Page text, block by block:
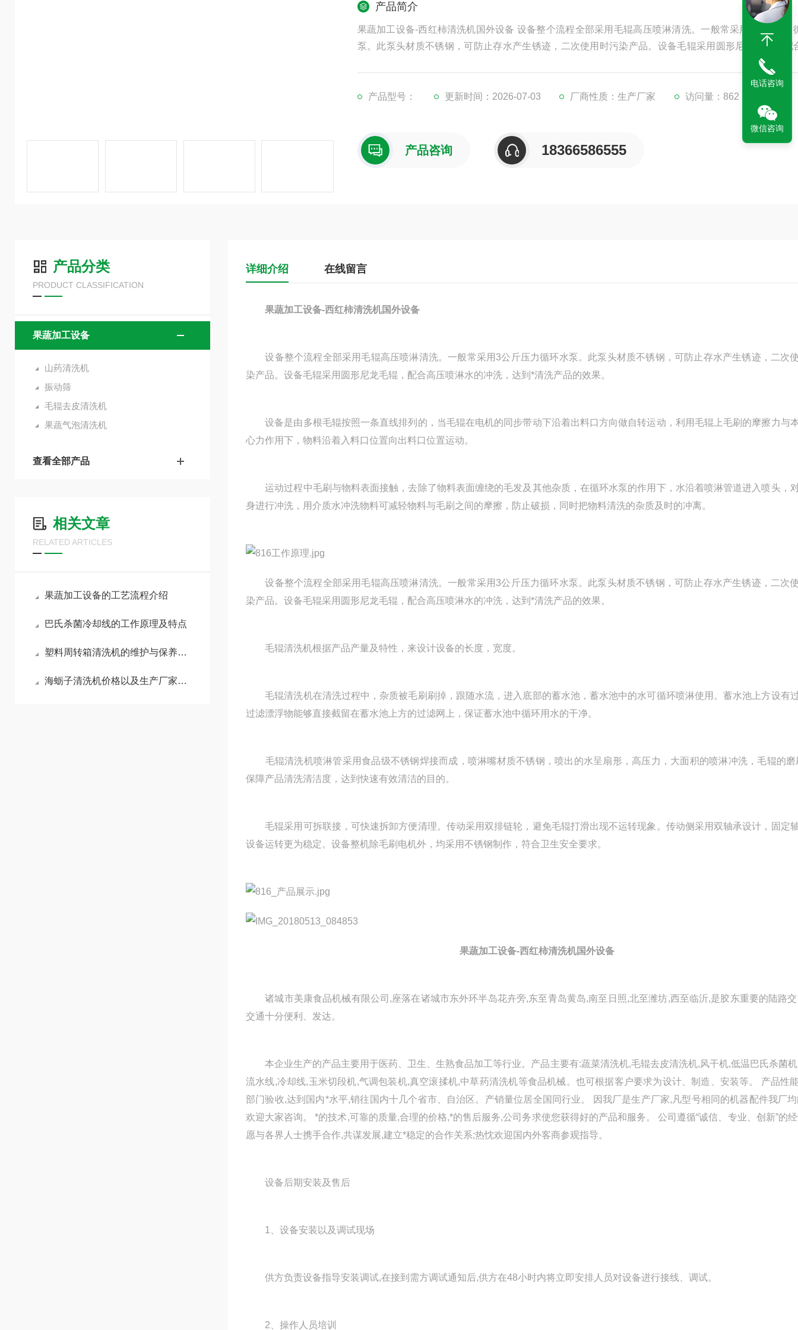
产品简介
果蔬加工设备-西红柿清洗机国外设备 设备整个流程全部采用毛辊高压喷淋清洗。一般常采用3公斤压力循环水
泵。此泵头材质不锈钢，可防止存水产生锈迹，二次使用时污染产品。设备毛辊采用圆形尼龙毛辊，配
产品型号： 更新时间：2026-07-03 厂商性质：生产厂家 访问量：862
产品咨询 18366586555
产品分类
PRODUCT CLASSIFICATION
果蔬加工设备
山药清洗机
振动筛
毛辊去皮清洗机
果蔬气泡清洗机
查看全部产品
相关文章
RELATED ARTICLES
果蔬加工设备的工艺流程介绍
巴氏杀菌冷却线的工作原理及特点
塑料周转箱清洗机的维护与保养技巧
海蛎子清洗机价格以及生产厂家有哪些
详细介绍 在线留言
果蔬加工设备-西红柿清洗机国外设备
设备整个流程全部采用毛辊高压喷淋清洗。一般常采用3公斤压力循环水泵。此泵头材质不锈钢，可防止存水产生锈迹，二次
染产品。设备毛辊采用圆形尼龙毛辊，配合高压喷淋水的冲洗，达到*清洗产品的效果。
设备是由多根毛辊按照一条直线排列的，当毛辊在电机的同步带动下沿着出料口方向做自转运动，利用毛辊上毛刷的摩擦力与
心力作用下，物料沿着入料口位置向出料口位置运动。
运动过程中毛刷与物料表面接触，去除了物料表面缠绕的毛发及其他杂质，在循环水泵的作用下，水沿着喷淋管道进入喷头，
身进行冲洗，用介质水冲洗物料可减轻物料与毛刷之间的摩擦，防止破损，同时把物料清洗的杂质及时的冲离。
设备整个流程全部采用毛辊高压喷淋清洗。一般常采用3公斤压力循环水泵。此泵头材质不锈钢，可防止存水产生锈迹，二次
染产品。设备毛辊采用圆形尼龙毛辊，配合高压喷淋水的冲洗，达到*清洗产品的效果。
毛辊清洗机根据产品产量及特性，来设计设备的长度，宽度。
毛辊清洗机在清洗过程中，杂质被毛刷刷掉，跟随水流，进入底部的蓄水池，蓄水池中的水可循环喷淋使用。蓄水池上方设有
过滤漂浮物能够直接截留在蓄水池上方的过滤网上，保证蓄水池中循环用水的干净。
毛辊清洗机喷淋管采用食品级不锈钢焊接而成，喷淋嘴材质不锈钢，喷出的水呈扇形，高压力，大面积的喷淋冲洗，毛辊的磨
保障产品清洗清洁度，达到快速有效清洁的目的。
毛辊采用可拆联接，可快速拆卸方便清理。传动采用双排链轮，避免毛辊打滑出现不运转现象。传动侧采用双轴承设计，固定
设备运转更为稳定。设备整机除毛刷电机外，均采用不锈钢制作，符合卫生安全要求。
果蔬加工设备-西红柿清洗机国外设备
诸城市美康食品机械有限公司,座落在诸城市东外环半岛花卉旁,东至青岛黄岛,南至日照,北至潍坊,西至临沂,是胶东重要的陆路
交通十分便利、发达。
本企业生产的产品主要用于医药、卫生、生熟食品加工等行业。产品主要有:蔬菜清洗机,毛辊去皮清洗机,风干机,低温巴氏杀菌
流水线,冷却线,玉米切段机,气调包装机,真空滚揉机,中草药清洗机等食品机械。也可根据客户要求为设计、制造、安装等。 产品性
部门验收,达到国内*水平,销往国内十几个省市、自治区。产销量位居全国同行业。 因我厂是生产厂家,凡型号相同的机器配件我厂
欢迎大家咨询。 *的技术,可靠的质量,合理的价格,*的售后服务,公司务求使您获得好的产品和服务。 公司遵循“诚信、专业、创新”的
愿与各界人士携手合作,共谋发展,建立*稳定的合作关系;热忱欢迎国内外客商参观指导。
设备后期安装及售后
1、设备安装以及调试现场
供方负责设备指导安装调试,在接到需方调试通知后,供方在48小时内将立即安排人员对设备进行接线、调试。
2、操作人员培训
电话咨询
微信咨询